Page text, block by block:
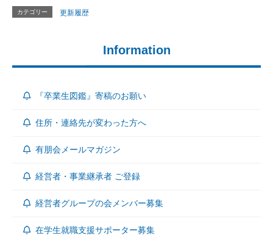
カテゴリー 更新履歴
Information
『卒業生図鑑』寄稿のお願い
住所・連絡先が変わった方へ
有朋会メールマガジン
経営者・事業継承者 ご登録
経営者グループの会メンバー募集
在学生就職支援サポーター募集